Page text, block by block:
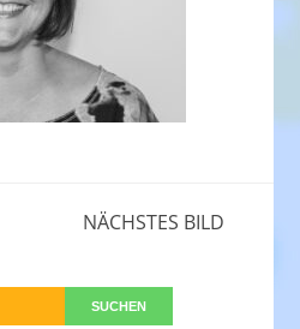
NÄCHSTES BILD